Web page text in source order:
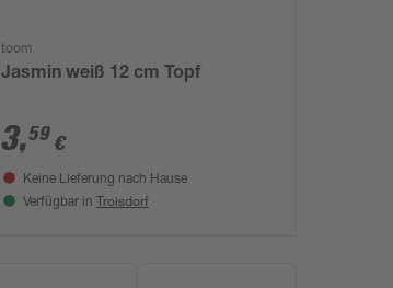
toom
Jasmin weiß 12 cm Topf
3,59 €
Keine Lieferung nach Hause
Verfügbar in Troisdorf